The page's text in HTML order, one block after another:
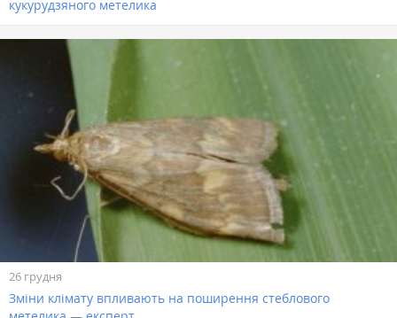
кукурудзяного метелика
26 грудня
Зміни клімату впливають на поширення стеблового